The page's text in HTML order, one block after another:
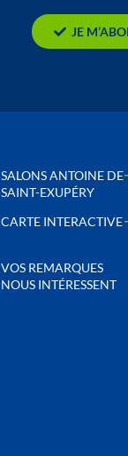
JE
SALONS ANTOINE DE
SAINT-EXUPÉRY
CARTE INTERACTIVE
VOS REMARQUES
NOUS INTÉRESSENT